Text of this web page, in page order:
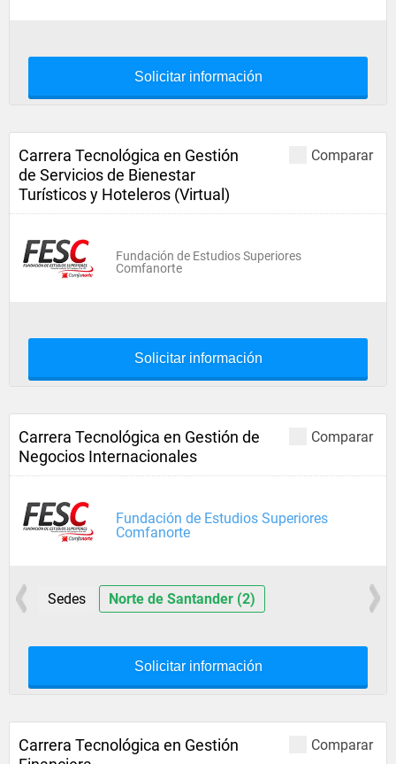
Solicitar información
Comparar
Carrera Tecnológica en Gestión
de Servicios de Bienestar
Turísticos y Hoteleros (Virtual)
Fundación de Estudios Superiores
Comfanorte
Solicitar información
Comparar
Carrera Tecnológica en Gestión de
Negocios Internacionales
Fundación de Estudios Superiores
Comfanorte
Sedes Norte de Santander (2)
Solicitar información
Comparar
Carrera Tecnológica en Gestión